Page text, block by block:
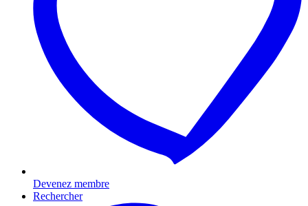
Devenez membre
Rechercher